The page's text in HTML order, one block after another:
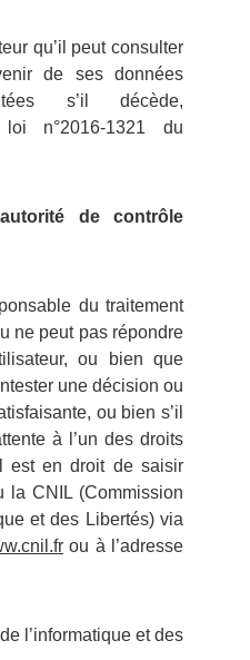
qu’il peut consulter
de ses données
s’il décède,
n°2016-1321 du
de contrôle
du traitement
ne peut pas répondre
ou bien que
une décision ou
ou bien s’il
à l’un des droits
est en droit de saisir
la CNIL (Commission
et des Libertés) via
ou à l’adresse
l’informatique et des